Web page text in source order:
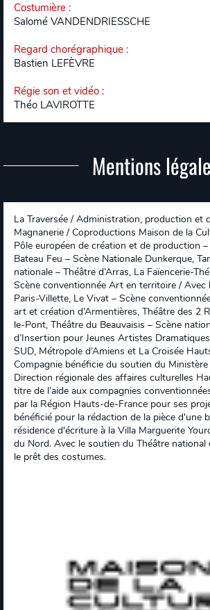
Costumière :
Salomé VANDENDRIESSCHE
Regard chorégraphique :
Bastien LEFÈVRE
Régie son et vidéo :
Théo LAVIROTTE
Mentions
La Traversée / Administration, production et
Magnanerie / Coproductions Maison de la
Pôle européen de création et de production
Bateau Feu – Scène Nationale Dunkerque,
nationale – Théâtre d’Arras, La Faïencerie-
Scène conventionnée Art en territoire / Avec
Paris-Villette, Le Vivat – Scène
art et création d’Armentières, Théâtre des 2
le-Pont, Théâtre du Beauvaisis – Scène
d’Insertion pour Jeunes Artistes
SUD, Métropole d’Amiens et La Croisée
Compagnie bénéficie du soutien du
Direction régionale des affaires culturelles
titre de l’aide aux compagnies
par la Région Hauts-de-France pour ses
bénéficié pour la rédaction de la pièce d'une
résidence d'écriture à la Villa Marguerite
du Nord. Avec le soutien du Théâtre
le prêt des costumes.